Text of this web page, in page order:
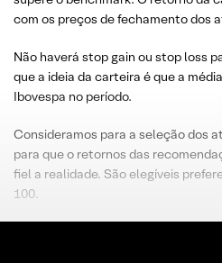
com os preços de fechamento dos
Não haverá stop gain ou stop loss
que a ideia da carteira é que a
Ibovespa no período.
Consideramos para a seleção dos
para que o retornos das
fiel a realidade. São elegíveis
100.